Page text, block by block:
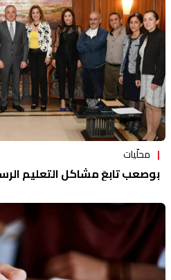
محلّيات
بوصعب تابعَ مشاكل التعليم